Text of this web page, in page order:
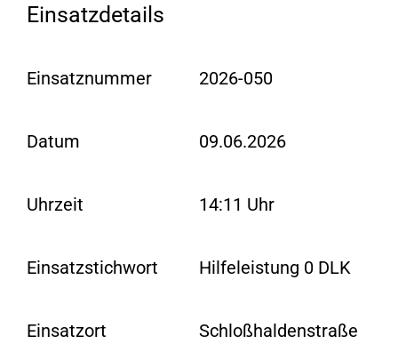
Einsatzdetails
Einsatznummer 2026-050
Datum 09.06.2026
Uhrzeit 14:11 Uhr
Einsatzstichwort Hilfeleistung 0 DLK
Einsatzort Schloßhaldenstraße